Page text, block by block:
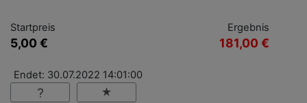
Startpreis
5,00 €
Ergebnis
181,00 €
Endet: 30.07.2022 14:01:00